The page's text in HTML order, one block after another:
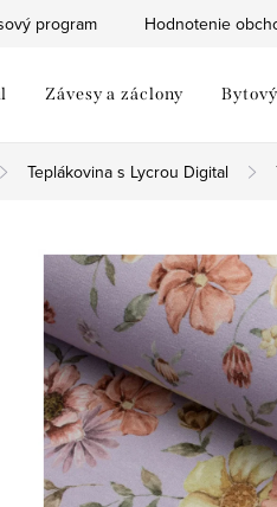
program Hodnotenie
Závesy a záclony
Teplákovina s Lycrou Digital